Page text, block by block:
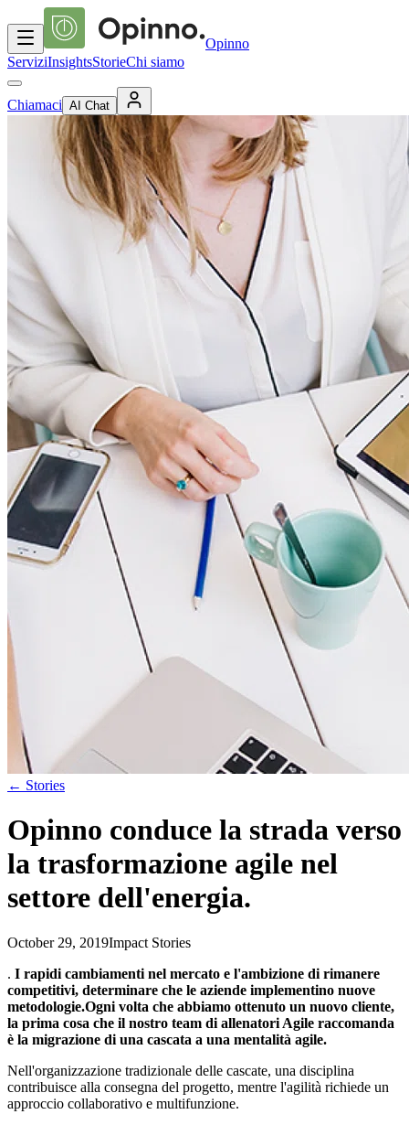
Opinno
ServiziInsightsStorieChi siamo
Chiamaci AI Chat
← Stories
Opinno conduce la strada verso
la trasformazione agile nel
settore dell'energia.
October 29, 2019Impact Stories
. I rapidi cambiamenti nel mercato e l'ambizione di rimanere
competitivi, determinare che le aziende implementino nuove
metodologie.Ogni volta che abbiamo ottenuto un nuovo cliente,
la prima cosa che il nostro team di allenatori Agile raccomanda
è la migrazione di una cascata a una mentalità agile.
Nell'organizzazione tradizionale delle cascate, una disciplina
contribuisce alla consegna del progetto, mentre l'agilità richiede un
approccio collaborativo e multifunzione.